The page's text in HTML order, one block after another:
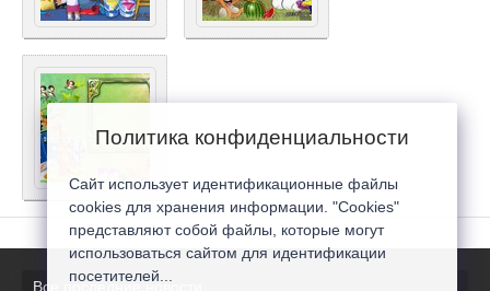
Все последние новости
Политика конфиденциальности
Сайт использует идентификационные файлы
cookies для хранения информации. "Cookies"
представляют собой файлы, которые могут
использоваться сайтом для идентификации
посетителей...